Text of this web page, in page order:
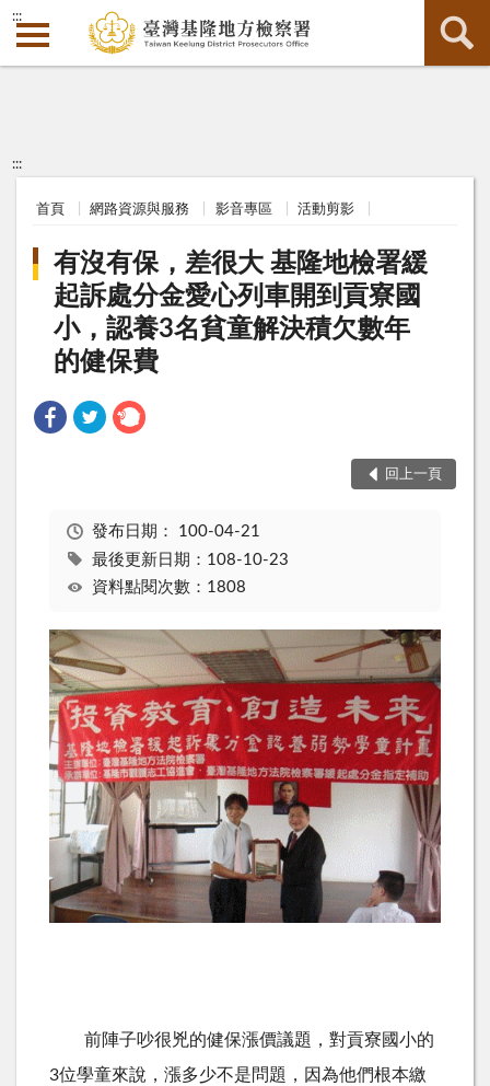
:::
:::
首頁 網路資源與服務 影音專區 活動剪影
有沒有保，差很大 基隆地檢署緩
起訴處分金愛心列車開到貢寮國
小，認養3名貧童解決積欠數年
的健保費
回上一頁
發布日期： 100-04-21
最後更新日期：108-10-23
資料點閱次數：1808
前陣子吵很兇的健保漲價議題，對貢寮國小的
3位學童來說，漲多少不是問題，因為他們根本繳